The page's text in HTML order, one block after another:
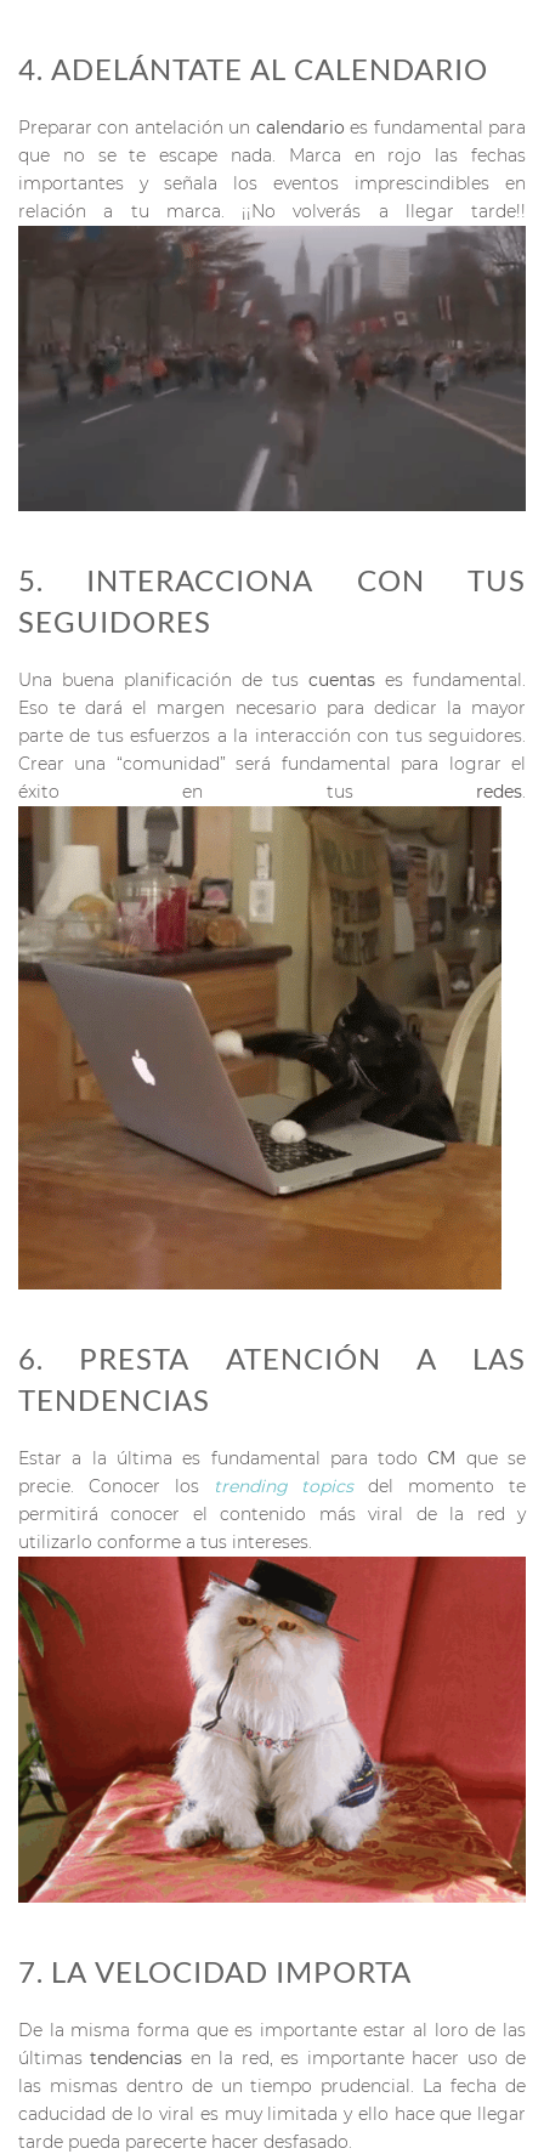
4. ADELÁNTATE AL CALENDARIO
Preparar con antelación un calendario es fundamental para
que no se te escape nada. Marca en rojo las fechas
importantes y señala los eventos imprescindibles en
relación a tu marca. ¡¡No volverás a llegar tarde!!
5. INTERACCIONA CON TUS
SEGUIDORES
Una buena planificación de tus cuentas es fundamental.
Eso te dará el margen necesario para dedicar la mayor
parte de tus esfuerzos a la interacción con tus seguidores.
Crear una “comunidad” será fundamental para lograr el
éxito en tus redes.
6. PRESTA ATENCIÓN A LAS
TENDENCIAS
Estar a la última es fundamental para todoCM que se
precie. Conocer los
trending topics
del momento te
permitirá conocer el contenido más viral de la red y
utilizarlo conforme a tus intereses.
7. LA VELOCIDAD IMPORTA
De la misma forma que es importante estar al loro de las
últimastendencias en la red, es importante hacer uso de
las mismas dentro de un tiempo prudencial. La fecha de
caducidad de lo viral es muy limitada y ello hace que llegar
tarde pueda parecerte hacer desfasado.